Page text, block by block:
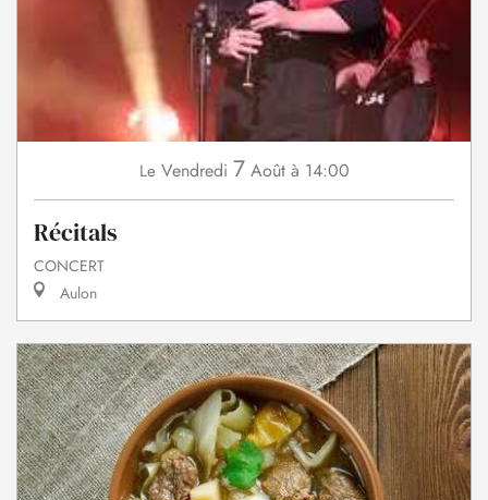
Le Vendredi 7 Août à 14:00
Récitals
CONCERT
Aulon